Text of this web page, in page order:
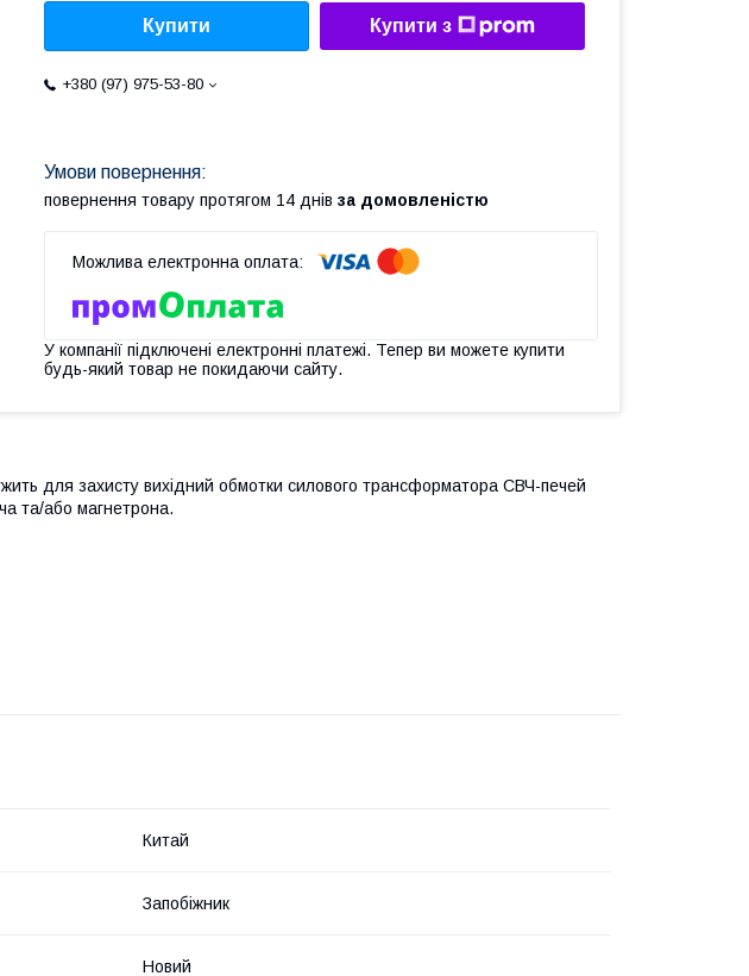
Купити Купити з
+380 (97) 975-53-80
повернення товару протягом 14 днів за домовленістю
У компанії підключені електронні платежі. Тепер ви можете купити
будь-який товар не покидаючи сайту.
для захисту вихідний обмотки силового трансформатора СВЧ-печей
та/або магнетрона.
Китай
Запобіжник
Новий